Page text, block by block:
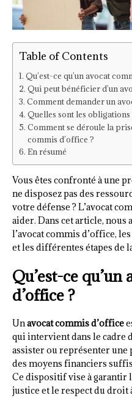
Table of Contents
Qu’est-ce qu’un avocat
Qui peut bénéficier d’un
Comment demander un
Quelles sont les obligations
Comment se déroule la
commis d’office ?
En résumé
Vous êtes confronté à une
ne disposez pas des
votre défense ? L’avocat
aider. Dans cet article,
l’avocat commis d’office,
et les différentes étapes de
Qu’est-ce
d’office ?
Unavocat commis d’office
qui intervient dans le cadre
assister ou représenter une
des moyens financiers
Ce dispositif vise à garantir
justice et le respect du droit